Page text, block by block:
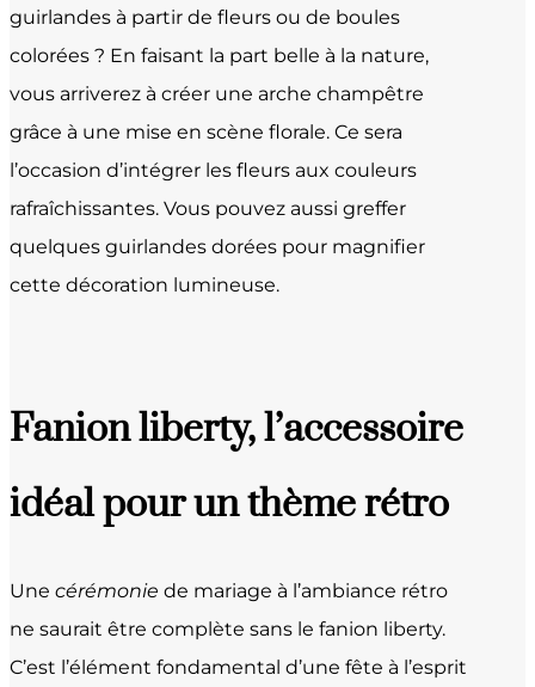
guirlandes à partir de fleurs ou de boules
colorées ? En faisant la part belle à la nature,
vous arriverez à créer une arche champêtre
grâce à une mise en scène florale. Ce sera
l’occasion d’intégrer les fleurs aux couleurs
rafraîchissantes. Vous pouvez aussi greffer
quelques guirlandes dorées pour magnifier
cette décoration lumineuse.
Fanion liberty, l’accessoire
idéal pour un thème rétro
Une cérémonie de mariage à l’ambiance rétro
ne saurait être complète sans le fanion liberty.
C’est l’élément fondamental d’une fête à l’esprit